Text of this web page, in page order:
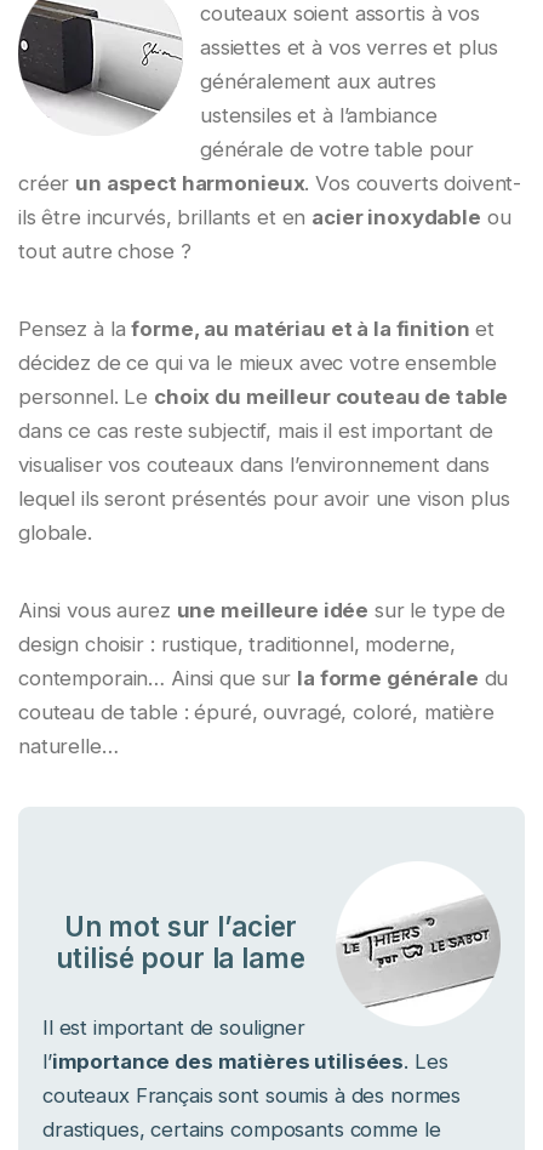
couteaux soient assortis à vos
assiettes et à vos verres et plus
généralement aux autres
ustensiles et à l’ambiance
générale de votre table pour
créer un aspect harmonieux. Vos couverts doivent-
ils être incurvés, brillants et en acier inoxydable ou
tout autre chose ?
Pensez à laforme, au matériau et à la finition et
décidez de ce qui va le mieux avec votre ensemble
personnel. Le choix du meilleur couteau de table
dans ce cas reste subjectif, mais il est important de
visualiser vos couteaux dans l’environnement dans
lequel ils seront présentés pour avoir une vison plus
globale.
Ainsi vous aurez une meilleure idée sur le type de
design choisir : rustique, traditionnel, moderne,
contemporain… Ainsi que sur la forme générale du
couteau de table : épuré, ouvragé, coloré, matière
naturelle…
Un mot sur l’acier
utilisé pour la lame
Il est important de souligner
l’importance des matières utilisées. Les
couteaux Français sont soumis à des normes
drastiques, certains composants comme le